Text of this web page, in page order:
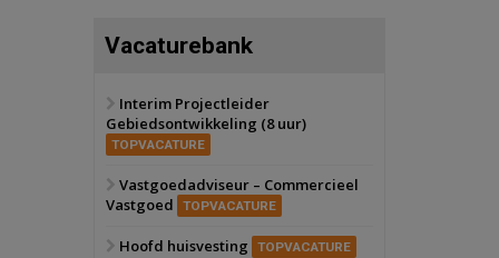
Zwanenburg
6 oktober 2026
Vacaturebank
Interim Projectleider
Gebiedsontwikkeling (8 uur)
TOPVACATURE
Vastgoedadviseur – Commercieel
Vastgoed
TOPVACATURE
Hoofd huisvesting TOPVACATURE